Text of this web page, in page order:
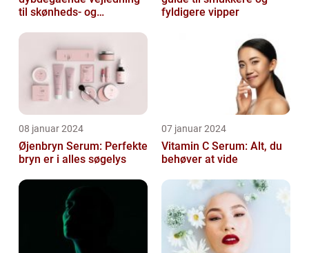
til skønheds- og
fyldigere vipper
08 januar 2024
Øjenbryn Serum: Perfekte
bryn er i alles søgelys
07 januar 2024
Vitamin C Serum: Alt, du
behøver at vide